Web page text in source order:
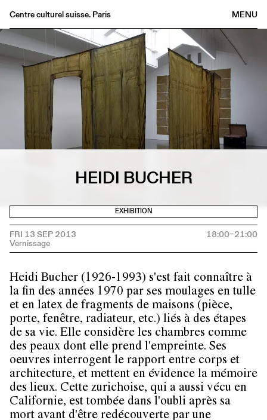
MENU
Centre culturel suisse. Paris
Agenda
Bookshop
Buvette
Archives
Publications
About
HEIDI BUCHER
EXHIBITION
FRI 13 SEP 2013 18:00–21:00
Heidi Bucher (1926-1993) s'est fait connaître à
la fin des années 1970 par ses moulages en tulle
et en latex de fragments de maisons (pièce,
porte, fenêtre, radiateur, etc.) liés à des étapes
de sa vie. Elle considère les chambres comme
des peaux dont elle prend l'empreinte. Ses
oeuvres interrogent le rapport entre corps et
architecture, et mettent en évidence la mémoire
des lieux. Cette zurichoise, qui a aussi vécu en
Californie, est tombée dans l'oubli après sa
mort avant d'être redécouverte par une